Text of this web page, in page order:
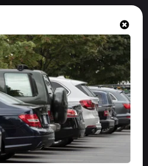
Nagytemplom
a Debreceni Református